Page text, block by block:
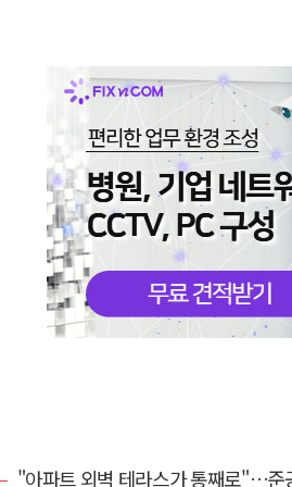
"아파트 외벽 테라스가 통째로"…준공 1